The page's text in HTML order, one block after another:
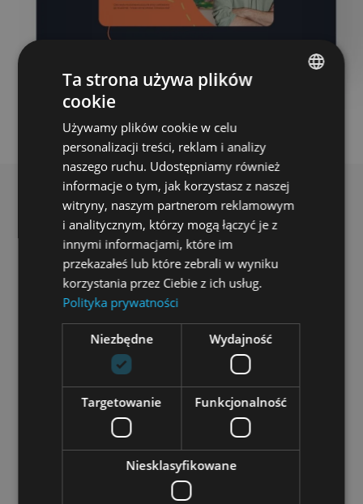
Wise People wyróżnia się bardzo
charakterystyczną cechą: rozumie biznes.
Nasza rozmowa nie zaczęła się od tego, jakie
kolory lubię, tylko od dyskusji o modelu
biznesowym. Później było tylko lepiej –
doskonałe odczytanie koncepcji z brandbooka i
przełożenie idei marki na projekt. Projekt,
który nie był łatwy i łamał konwencje –
zmuszając do nietypowego podejścia.
Wszystko terminowo, co jest taką rzadkością
w branży IT! Sumienne pilnowanie kosztów i
Ta strona używa plików
cookie
Używamy plików cookie w celu
personalizacji treści, reklam i analizy
naszego ruchu. Udostępniamy również
informacje o tym, jak korzystasz z naszej
witryny, naszym partnerom reklamowym
i analitycznym, którzy mogą łączyć je z
innymi informacjami, które im
przekazałeś lub które zebrali w wyniku
korzystania przez Ciebie z ich usług.
Polityka prywatności
Niezbędne Wydajność
Targetowanie Funkcjonalność
Niesklasyfikowane